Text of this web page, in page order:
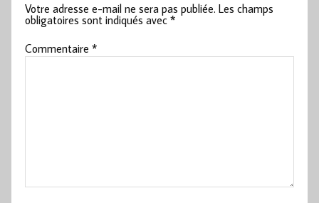
Votre adresse e-mail ne sera pas publiée. Les champs
obligatoires sont indiqués avec*
Commentaire*